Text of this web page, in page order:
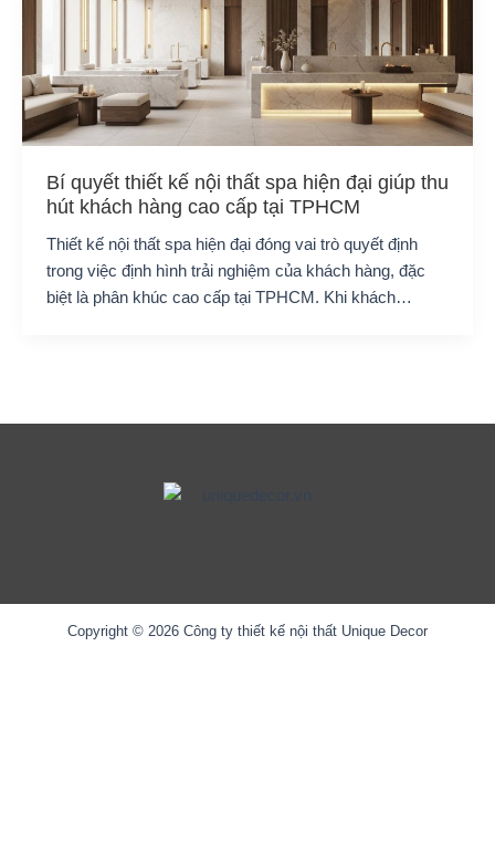
Bí quyết thiết kế nội thất spa hiện đại giúp thu
hút khách hàng cao cấp tại TPHCM
Thiết kế nội thất spa hiện đại đóng vai trò quyết định
trong việc định hình trải nghiệm của khách hàng, đặc
biệt là phân khúc cao cấp tại TPHCM. Khi khách…
Copyright © 2026 Công ty thiết kế nội thất Unique Decor